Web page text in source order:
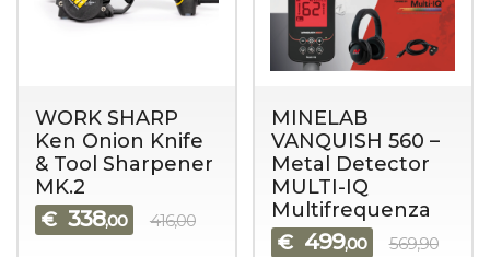
WORK SHARP
Ken Onion Knife
& Tool Sharpener
MK.2
€ 338,00 416,00
MINELAB
VANQUISH 560 –
Metal Detector
MULTI-IQ
Multifrequenza
€ 499,00 569,90